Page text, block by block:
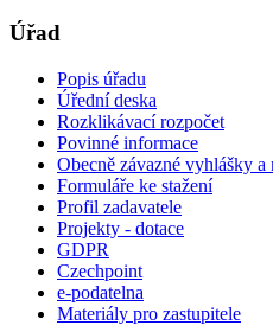
Úřad
Popis úřadu
Úřední deska
Rozklikávací rozpočet
Povinné informace
Obecně závazné vyhlášky
Formuláře ke stažení
Profil zadavatele
Projekty - dotace
GDPR
Czechpoint
e-podatelna
Materiály pro zastupitele